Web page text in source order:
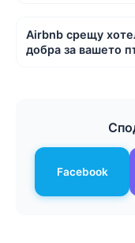
Airbnb срещу
добра за вашето
Facebook